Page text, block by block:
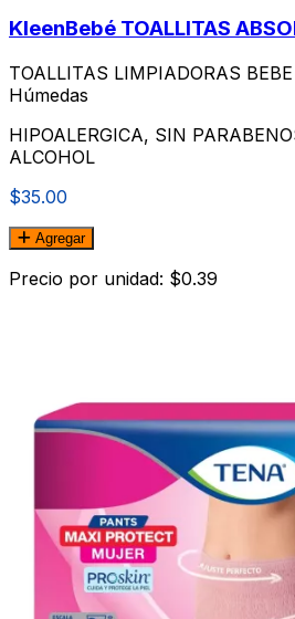
KleenBebé TOALLITAS
TOALLITAS LIMPIADORAS
Húmedas
HIPOALERGICA, SIN
ALCOHOL
$35.00
Agregar
Precio por unidad: $0.39